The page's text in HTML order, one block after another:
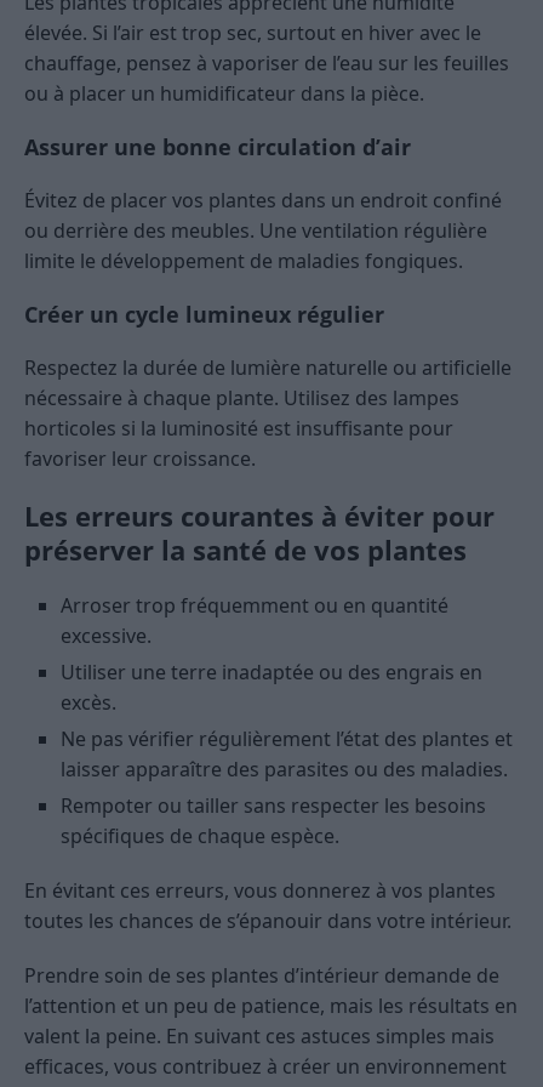
élevée. Si l’air est trop sec, surtout en hiver avec le
chauffage, pensez à vaporiser de l’eau sur les feuilles
ou à placer un humidificateur dans la pièce.
Assurer une bonne circulation d’air
Évitez de placer vos plantes dans un endroit confiné
ou derrière des meubles. Une ventilation régulière
limite le développement de maladies fongiques.
Créer un cycle lumineux régulier
Respectez la durée de lumière naturelle ou artificielle
nécessaire à chaque plante. Utilisez des lampes
horticoles si la luminosité est insuffisante pour
favoriser leur croissance.
Les erreurs courantes à éviter pour
préserver la santé de vos plantes
Arroser trop fréquemment ou en quantité
excessive.
Utiliser une terre inadaptée ou des engrais en
excès.
Ne pas vérifier régulièrement l’état des plantes et
laisser apparaître des parasites ou des maladies.
Rempoter ou tailler sans respecter les besoins
spécifiques de chaque espèce.
En évitant ces erreurs, vous donnerez à vos plantes
toutes les chances de s’épanouir dans votre intérieur.
Prendre soin de ses plantes d’intérieur demande de
l’attention et un peu de patience, mais les résultats en
valent la peine. En suivant ces astuces simples mais
efficaces, vous contribuez à créer un environnement